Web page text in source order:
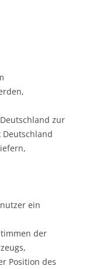
zur
ein
der
Position des